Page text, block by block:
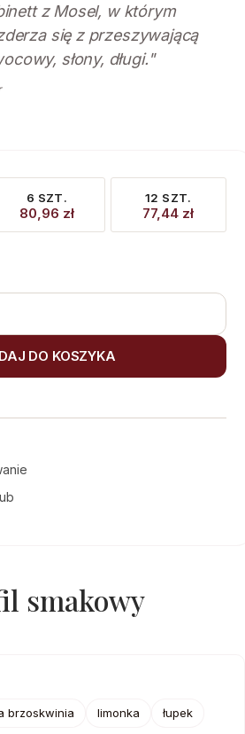
z Mosel, w którym
się z przeszywającą
słony, długi."
6 SZT.
80,96 zł
12 SZT.
77,44 zł
DO KOSZYKA
smakowy
brzoskwinia limonka łupek